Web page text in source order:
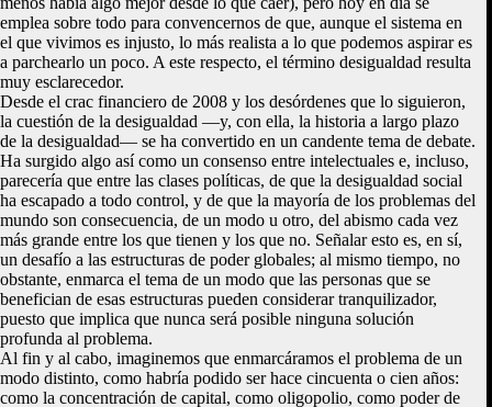
emplea sobre todo para convencernos de que, aunque el sistema en
el que vivimos es injusto, lo más realista a lo que podemos aspirar es
a parchearlo un poco. A este respecto, el término desigualdad resulta
muy esclarecedor.
Desde el crac financiero de 2008 y los desórdenes que lo siguieron,
la cuestión de la desigualdad —y, con ella, la historia a largo plazo
de la desigualdad— se ha convertido en un candente tema de debate.
Ha surgido algo así como un consenso entre intelectuales e, incluso,
parecería que entre las clases políticas, de que la desigualdad social
ha escapado a todo control, y de que la mayoría de los problemas del
mundo son consecuencia, de un modo u otro, del abismo cada vez
más grande entre los que tienen y los que no. Señalar esto es, en sí,
un desafío a las estructuras de poder globales; al mismo tiempo, no
obstante, enmarca el tema de un modo que las personas que se
benefician de esas estructuras pueden considerar tranquilizador,
puesto que implica que nunca será posible ninguna solución
profunda al problema.
Al fin y al cabo, imaginemos que enmarcáramos el problema de un
modo distinto, como habría podido ser hace cincuenta o cien años:
como la concentración de capital, como oligopolio, como poder de